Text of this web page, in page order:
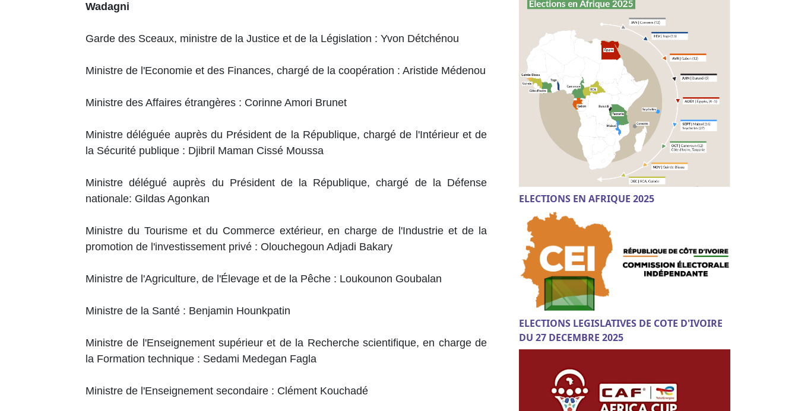
Wadagni
Garde des Sceaux, ministre de la Justice et de la Législation : Yvon Détchénou
Ministre de l'Economie et des Finances, chargé de la coopération : Aristide Médenou
Ministre des Affaires étrangères : Corinne Amori Brunet
Ministre déléguée auprès du Président de la République, chargé de l'Intérieur et de
la Sécurité publique : Djibril Maman Cissé Moussa
Ministre délégué auprès du Président de la République, chargé de la Défense
nationale: Gildas Agonkan
Ministre du Tourisme et du Commerce extérieur, en charge de l'Industrie et de la
promotion de l'investissement privé : Olouchegoun Adjadi Bakary
Ministre de l'Agriculture, de l'Élevage et de la Pêche : Loukounon Goubalan
Ministre de la Santé : Benjamin Hounkpatin
Ministre de l'Enseignement supérieur et de la Recherche scientifique, en charge de
la Formation technique : Sedami Medegan Fagla
Ministre de l'Enseignement secondaire : Clément Kouchadé
ELECTIONS EN AFRIQUE 2025
ELECTIONS LEGISLATIVES DE COTE D'IVOIRE
DU 27 DECEMBRE 2025